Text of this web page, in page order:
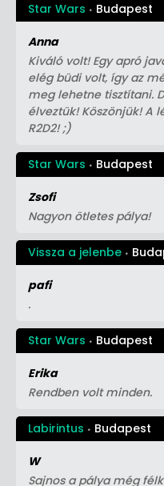
Star Wars Budapest
Anna
Kiváló volt! Egy apró
elég büdi volt, így az
meg lehetne tisztítani.
élveztük! Köszönjük! A
R2D2! ;)
Star Wars Budapest
Zsofi
Nagyon ötletes pálya!
Vissza a jelenbe
pafi
.
Star Wars Budapest
Erika
Rendben volt minden.
Labirintus Budapest
W
Sajnos a pálya még